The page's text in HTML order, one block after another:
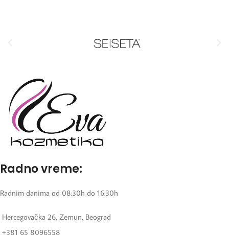
Radno vreme:
Radnim danima od 08:30h do 16:30h
Hercegovačka 26, Zemun, Beograd
+381 65 8096558